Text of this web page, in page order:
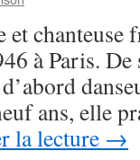
chanteuse
à Paris.
ans, elle
la lecture →